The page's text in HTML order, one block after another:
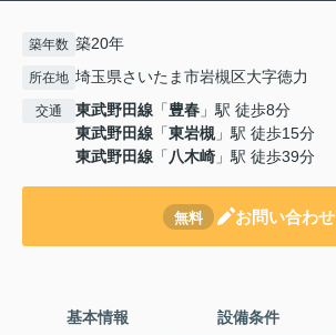
築年数 築20年
所在地 埼玉県さいたま市岩槻区大字徳力
交通 東武野田線 「豊春 」駅 徒歩8分
東武野田線 「東岩槻 」駅 徒歩15分
東武野田線 「八木崎 」駅 徒歩39分
無料 お問い合わせ
基本情報 設備条件